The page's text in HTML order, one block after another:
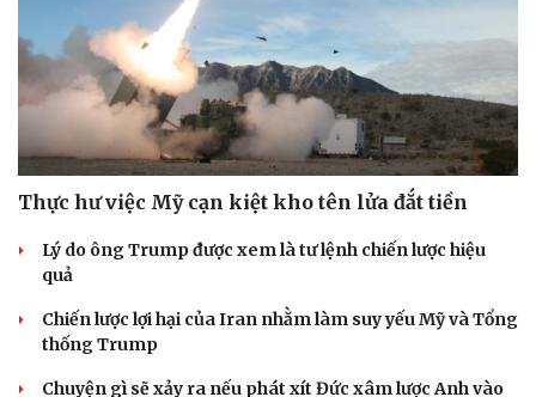
Thực hư việc Mỹ cạn kiệt kho tên lửa đắt tiền
Lý do ông Trump được xem là tư lệnh chiến lược hiệu
quả
Chiến lược lợi hại của Iran nhằm làm suy yếu Mỹ và Tổng
thống Trump
Chuyện gì sẽ xảy ra nếu phát xít Đức xâm lược Anh vào